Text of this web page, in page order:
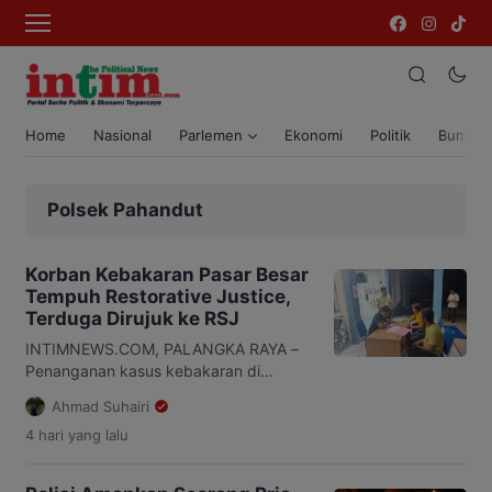
Home Nasional Parlemen Ekonomi Politik Bumi
Polsek Pahandut
Korban Kebakaran Pasar Besar
Tempuh Restorative Justice,
Terduga Dirujuk ke RSJ
INTIMNEWS.COM, PALANGKA RAYA –
Penanganan kasus kebakaran di
Kompleks Pasar Besar Palangka Raya
memasuki babak baru. Terduga
penyebab kebakaran berinisial D (49)
Ahmad Suhairi
4 hari yang lalu